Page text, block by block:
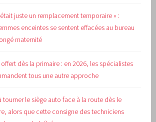
juste un remplacement temporaire » :
enceintes se sentent effacées au bureau
maternité
dès la primaire : en 2026, les spécialistes
tous une autre approche
tourner le siège auto face à la route dès le
alors que cette consigne des techniciens